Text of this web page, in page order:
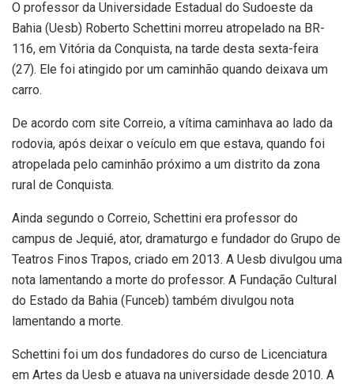
O professor da Universidade Estadual do Sudoeste da
Bahia (Uesb) Roberto Schettini morreu atropelado na BR-
116, em Vitória da Conquista, na tarde desta sexta-feira
(27). Ele foi atingido por um caminhão quando deixava um
carro.
De acordo com site Correio, a vítima caminhava ao lado da
rodovia, após deixar o veículo em que estava, quando foi
atropelada pelo caminhão próximo a um distrito da zona
rural de Conquista.
Ainda segundo o Correio, Schettini era professor do
campus de Jequié, ator, dramaturgo e fundador do Grupo de
Teatros Finos Trapos, criado em 2013. A Uesb divulgou uma
nota lamentando a morte do professor. A Fundação Cultural
do Estado da Bahia (Funceb) também divulgou nota
lamentando a morte.
Schettini foi um dos fundadores do curso de Licenciatura
em Artes da Uesb e atuava na universidade desde 2010. A